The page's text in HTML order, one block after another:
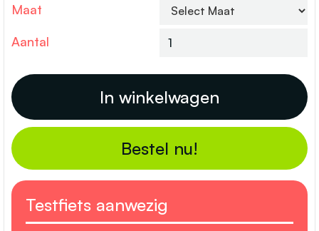
Maat
Aantal
Bestel nu!
Testfiets aanwezig